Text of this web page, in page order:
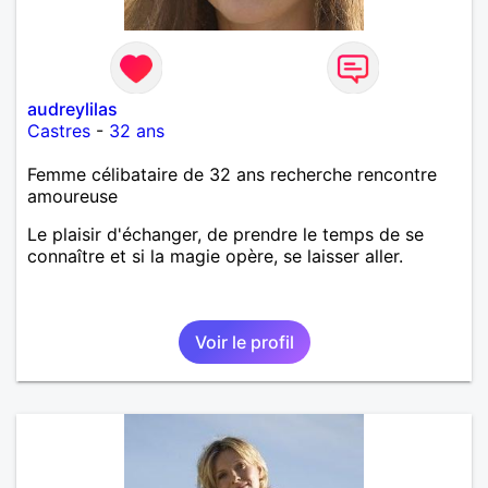
audreylilas
Castres - 32 ans
Femme célibataire de 32 ans recherche rencontre
amoureuse
Le plaisir d'échanger, de prendre le temps de se
connaître et si la magie opère, se laisser aller.
Voir le profil